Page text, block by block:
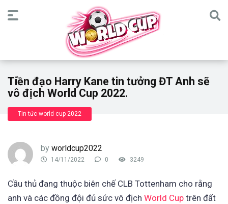
Tiền đạo Harry Kane tin tưởng ĐT Anh sẽ
vô địch World Cup 2022.
Tin tức world cup 2022
by worldcup2022
14/11/2022 0 3249
Cầu thủ đang thuộc biên chế CLB Tottenham cho rằng
anh và các đồng đội đủ sức vô địch World Cup trên đất